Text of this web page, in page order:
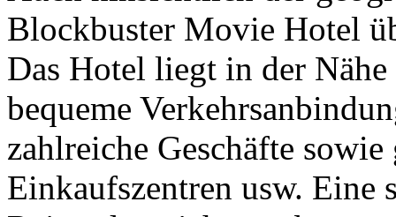
Blockbuster Movie Hotel
Das Hotel liegt in der
bequeme
zahlreiche Geschäfte
Einkaufszentren usw. Eine